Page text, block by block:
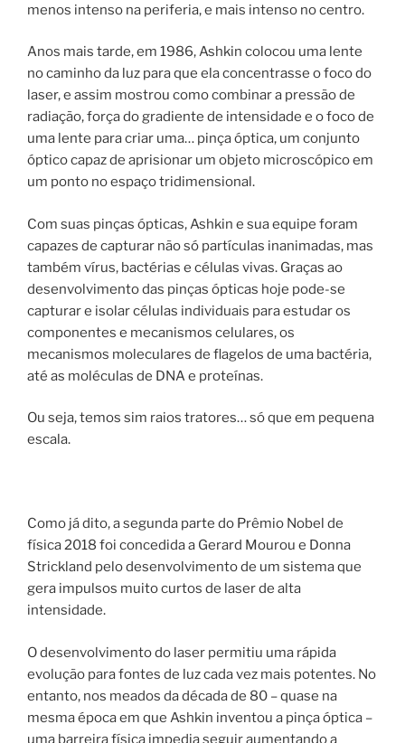
menos intenso na periferia, e mais intenso no centro.
Anos mais tarde, em 1986, Ashkin colocou uma lente
no caminho da luz para que ela concentrasse o foco do
laser, e assim mostrou como combinar a pressão de
radiação, força do gradiente de intensidade e o foco de
uma lente para criar uma… pinça óptica, um conjunto
óptico capaz de aprisionar um objeto microscópico em
um ponto no espaço tridimensional.
Com suas pinças ópticas, Ashkin e sua equipe foram
capazes de capturar não só partículas inanimadas, mas
também vírus, bactérias e células vivas. Graças ao
desenvolvimento das pinças ópticas hoje pode-se
capturar e isolar células individuais para estudar os
componentes e mecanismos celulares, os
mecanismos moleculares de flagelos de uma bactéria,
até as moléculas de DNA e proteínas.
Ou seja, temos sim raios tratores… só que em pequena
escala.
Como já dito, a segunda parte do Prêmio Nobel de
física 2018 foi concedida a Gerard Mourou e Donna
Strickland pelo desenvolvimento de um sistema que
gera impulsos muito curtos de laser de alta
intensidade.
O desenvolvimento do laser permitiu uma rápida
evolução para fontes de luz cada vez mais potentes. No
entanto, nos meados da década de 80 – quase na
mesma época em que Ashkin inventou a pinça óptica –
uma barreira física impedia seguir aumentando a